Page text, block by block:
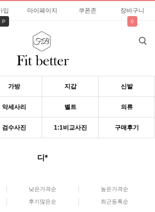
입
P
마이페이지 쿠폰존 장바구니
0
가방 지갑 신발
악세사리 벨트 의류
검수사진 1:1비교사진 구매후기
디*
낮은가격순 높은가격순
후기많은순 최근등록순